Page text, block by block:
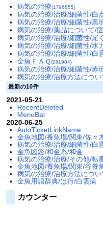
病気の治療(1796655)
病気の治療/治療/細菌性/白
病気の治療/治療/細菌性/黒
病気の治療/薬品について/
病気の治療/治療/細菌性/尾
病気の治療/治療/細菌性/水
病気の治療/治療/細菌性/白
金魚ＦＡＱ(261904)
病気の治療/治療/細菌性/赤
病気の治療/治療方法につ
最新の10件
2021-05-21
RecentDeleted
MenuBar
2020-06-25
AutoTicketLinkName
金魚地図/養魚場/関東/佐々
病気の治療/治療/細菌性/白
金魚図鑑/和金系/和金
病気の治療/治療/その他/転
金魚地図/養魚場/関東/谷養
病気の治療/治療方法につい
金魚用語辞典/は行/白雲病
カウンター